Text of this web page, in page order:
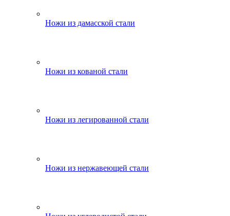
Ножи из дамасской стали
Ножи из кованой стали
Ножи из легированной стали
Ножи из нержавеющей стали